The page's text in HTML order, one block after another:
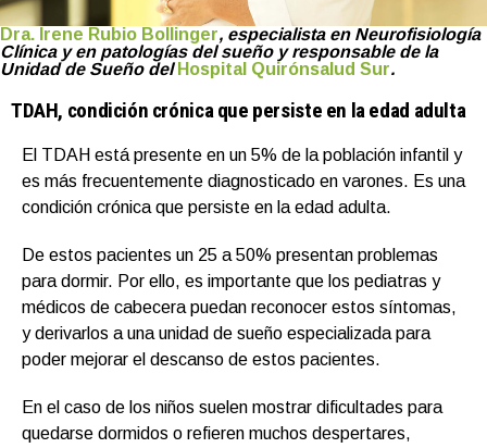
Dra. Irene Rubio Bollinger, especialista en Neurofisiología
Clínica y en patologías del sueño y responsable de la
Unidad de Sueño del Hospital Quirónsalud Sur.
TDAH, condición crónica que persiste en la edad adulta
El TDAH está presente en un 5% de la población infantil y
es más frecuentemente diagnosticado en varones. Es una
condición crónica que persiste en la edad adulta.
De estos pacientes un 25 a 50% presentan problemas
para dormir. Por ello, es importante que los pediatras y
médicos de cabecera puedan reconocer estos síntomas,
y derivarlos a una unidad de sueño especializada para
poder mejorar el descanso de estos pacientes.
En el caso de los niños suelen mostrar dificultades para
quedarse dormidos o refieren muchos despertares,